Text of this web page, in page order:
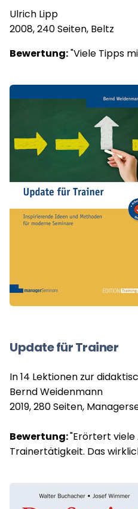
Ulrich Lipp
2008, 240 Seiten, Beltz
Bewertung:"Viele Tipps
Update für Trainer
In 14 Lektionen zur
Bernd Weidenmann
2019, 280 Seiten,
Bewertung:"Erörtert
Trainertätigkeit. Das